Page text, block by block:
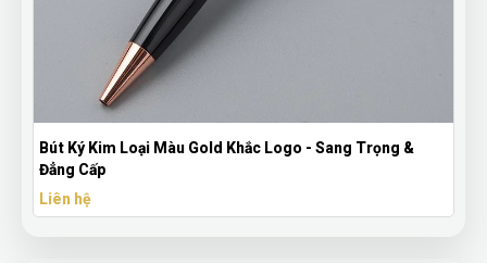
Kỷ Niệm Chương Pha Lê In Logo Theo Yêu Cầu Giá Xưởng
Liên hệ